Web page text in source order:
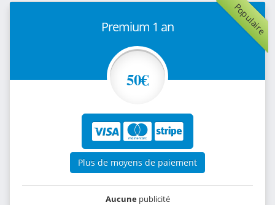
Populaire
Premium 1 an
50€
Plus de moyens de paiement
Aucunepublicité